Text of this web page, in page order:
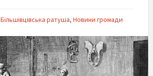
Більшівцівська ратуша, Новини громади